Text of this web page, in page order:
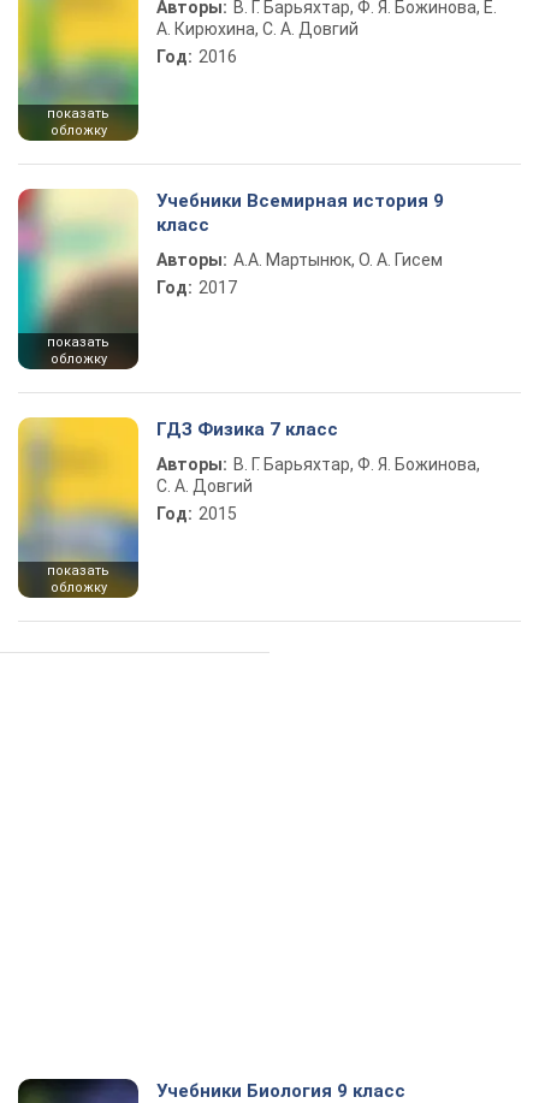
показать
обложку
Авторы: В. Г. Барьяхтар, Ф. Я. Божинова, Е.
А. Кирюхина, С. А. Довгий
Год: 2016
показать
обложку
Учебники Всемирная история 9
класс
Авторы: А.А. Мартынюк, О. А. Гисем
Год: 2017
показать
обложку
ГДЗ Физика 7 класс
Авторы: В. Г. Барьяхтар, Ф. Я. Божинова,
С. А. Довгий
Год: 2015
Учебники Биология 9 класс